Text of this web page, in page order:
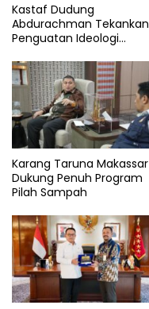
Kastaf Dudung
Abdurachman Tekankan
Penguatan Ideologi
Karang Taruna Makassar
Dukung Penuh Program
Pilah Sampah